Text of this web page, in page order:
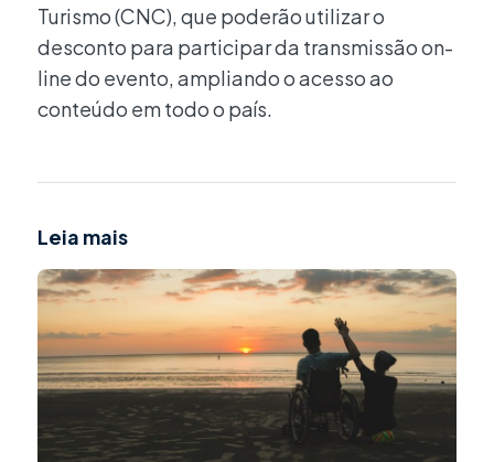
Turismo (CNC), que poderão utilizar o
desconto para participar da transmissão on-
line do evento, ampliando o acesso ao
conteúdo em todo o país.
Leia mais